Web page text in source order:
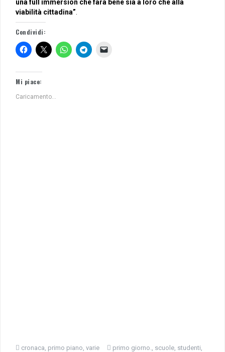
una full immersion che farà bene sia a loro che alla
viabilità cittadina”
Condividi:
Mi piace:
Caricamento...
cronaca primo piano varie primo giorno. scuole studenti